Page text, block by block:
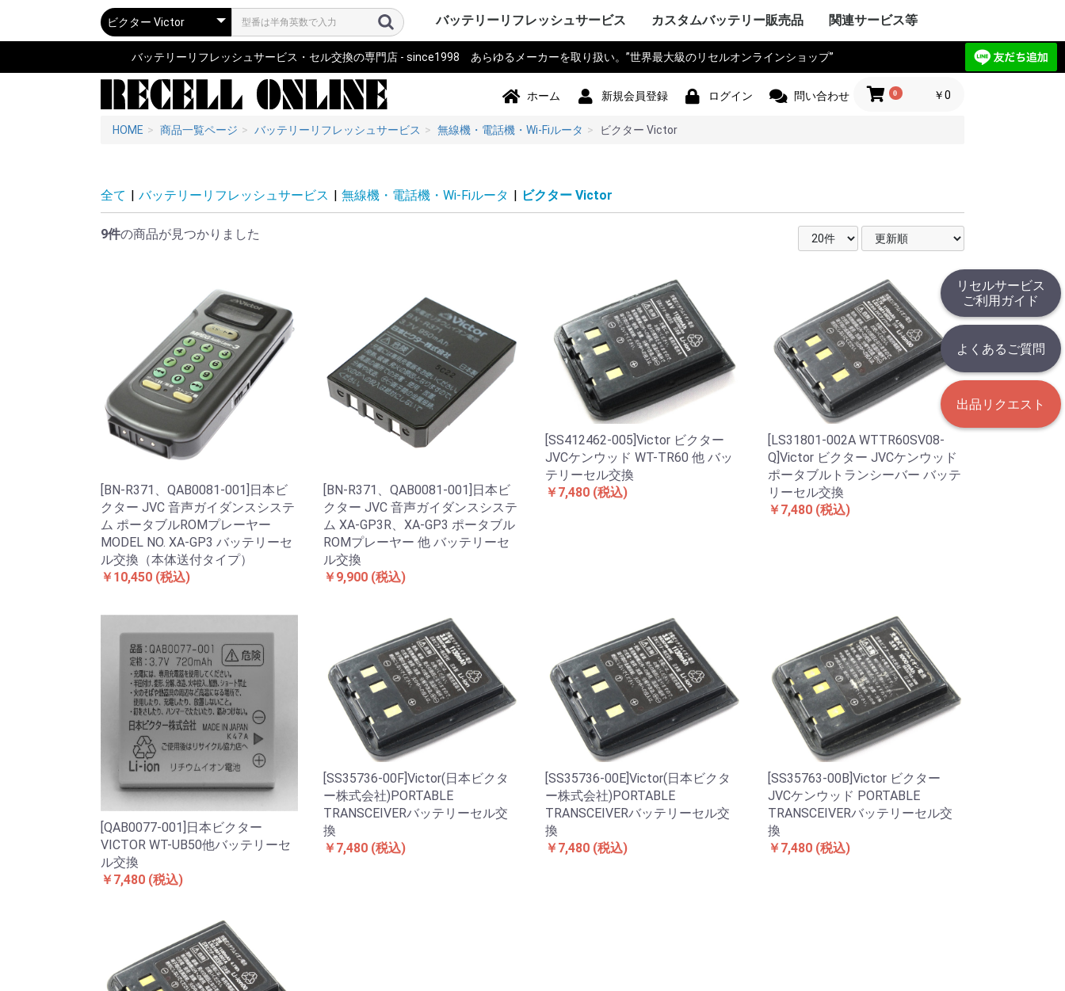
リセルサービス
ご利用ガイド
よくあるご質問
出品リクエスト
バッテリーリフレッシュサービス
パソコン PC・サーバー・周辺機
器
ソニー SONY VAIO
パナソニック
Panasonic
東芝 TOSHIBA
アップル Apple Mac
ThinkPad
カシオ CASIO
ビクター Victor
NEC 日本電気
コンパック Compaq
シャープ SHARP
デル DELL
三菱 MITSUBISHI
hp ヒューレット・パ
ッカード
Gateway ゲートウェ
イ
日立 HITACHI
富士通 Fujitsu
サンヨー SANYO
ACER エイサー
アキア AKIA
AOPEN エーオープン
ASUS アサス
CLEVO セルボ
エプソン EPSON
飯山 iiyama
SAMSUNG サムソン
レノボ Lenovo
工人舎 KOHJINSHA
マウスコンピュータ
オンキヨー ソーテッ
ク
FRONTIER フロンティ
ア
マイクロソフト
Microsoft
その他 OTHER
測量機器 トプコン TOPCON
ソキア SOKKIA
ニコン Nikon JEC
ペンタックス PENTAX
横河 YOKOGAWA
ライカ Leica
オリンパス OLYMPUS
トリンブル Trimble
Giodimeter
フジクラ Fujikura
タマヤ計測 TAMAYA
その他 OTHER
計測器・測定器・分析計
MICRONIX マイクロニ
クス
Leica ライカ
日立 HITACHI
マルチ計測器
FLUKE フルーク
テクトロニクス
Tektronix
A&D
hp ヒューレット・パ
ッカード
Z+F Zoller+Frohlich
横河電機 YOKOGAWA
JRC 日本無線
岩通
BOSCH ボッシュ
日置電機
キーエンス KEYENCE
テルモ
アンリツ Anritsu
オリンパス OLYMPUS
TESTO
三洋電機 SANYO
東芝 TOSHIBA
オムロン omron
コニカミノルタ
日通工 NEC
Nikon ニコン
Fujikura フジクラ
VeEX
KEYSIGHT
フィリップス Philips
その他 OTHER
電動工具 マキタ makita
HiKOKI 日立工機
パナソニック電工
Panasonic
KYOCERA 京セラ
RYOBI リョービ
BOSCH ボッシュ
HILTI ヒルティー
泉精器 IZUMI マクセ
ル
東芝 TOSHIBA
MAX マックス
DEWALT デウォルト
DREMEL ドレメル
CACTUS カクタス
LOBTEX ロブテックス
EXEN エクセン
KTC
イクラ精機 IKURA
ダイア DAIA
BLACK&DECKER ブラ
ック&デッカー
Snapon スナップオン
インガソールランド
Ingersoll Rand
スバル SUBARU
EARTH MAN アースマ
ン
パオック PAOCK
Porter Cable
シンコー SHINKO
Milwaukee
STIHL スチール
Stryker ストライカー
ORBOT オーボット
REX レッキス
HALL
その他 OTHER
作業機器・検査機器・整備 古河電気工業
住友電工
三菱電機
HEINE ハイネ
MORITA モリタ製作所
マイクロテック
ENAX エナックス
FUJIFILM 富士フイル
ム
富士電機
沖電気工業
NEC
フジクラ Fujikura
パナソニック電工 松
下電工
山武 アズビル azbil
その他
電動アシスト自転車・eBIKE・車
椅子
ヤマハ YAMAHA
ブリジストン
Bridgestone
パナソニック
Panasonic
サンスター技研
SUNSTAR
ホンダ HONDA 本田
サンヨー SANYO
ミヤタ MIYATA
丸石サイクル
maruishi
AERO LIFE
スズキ SUZUKI
ホダカ Hodaka
シマノ SHIMANO
ヤンマー YANMAR
大河通商
カイホウジャパン
トランスモバイリー
TRANS MOBILLY
Airwheel
NISSIN
カワサキ Kawasaki
ジャイアント GIANT
その他 OTHER
カメラ・ストロボ・ライト系・
投光器・顕微鏡
ソニー SONY
IDX アイ・ディー・エ
クス
パナソニック
Panasonic
COMET コメット
シャープ SHARP
ビクター Victor JVC
antonbauer アントン
バウアー
Kodak コダック
Nikon ニコン
キャノン CANON
ポラロイド Polaroid
Leica ライカ
PENTAX ペンタックス
FUJIFILM 富士フイル
ム
オリンパス OLYMPUS
コニカミノルタ
KONICA MINOLTA
SEA&SEA シーアンド
シー
フィッシュアイ
FISHEYE
NEITZ ナイツ
カール・ツァイス
KOWA 興和
KYOCERA 京セラ
SurgiTel サージテル
シグマ SIGMA
POLARION ポラリオ
ン
WelchAllyn
Keldan
東芝 TOSHIBA
Godox
RICOH リコー
その他 OTHER
アイボ AIBO SONY
ロボット・コントローラ
コミュニケーションロ
ボット
NAO ナオ
その他
オーディオ・ビジュアル・モニ
ター
アップル Apple
ソニー SONY
パイオニア
JBL
パナソニック
Panasonic
シャープ SHARP
カシオ CASIO
エプソン EPSON
京セラ KYOCERA
東芝 TOSHIBA
NEC
CREATIVE
KENWOOD ケンウッ
ド
ONKYO オンキョー
Technics テクニクス
BOSE
BenQ ベンキュー
TOA
ツインバード
TWINBIRD
LOGICOOL ロジクー
ル
TEAC TASCAM
audio-technica
Victor ビクター
DENON デノン
ROLAND ローランド
その他 OTHER
スマホ・タブレット・PDA・そ
の他端末
ドコモ DOCOMO
au
NEC
日立 HITACHI
hp ヒューレット・パ
ッカード
シャープ SHARP
富士通 Fujitsu
パナソニック
Panasonic
カシオ CASIO
東芝 TOSHIBA
SONY ソニー
Apple アップル
HUAWEI ファーウェイ
その他 OTHER
プリンター・スキャナー シチズン CITIZEN
ペンタックス PENTAX
エプソン EPSON
キャノン CANON
ブラザー工業 brother
hp ヒューレット・パ
ッカード
オリンパス OLYMPUS
パナソニック
Panasonic
東芝テック
SII セイコーインスツ
ル
リーダー電子
三栄電機
マックス MAX
カシオ CASIO
スター精密
日本プリメックス
その他 OTHER
電源モジュール・ポータブルバ
ッテリー
パコ電子工業
NEP
INSPIRED ENERGY
Panasonic パナソニ
ック
アイ・オーデータ
エナックス ENAX
バッファロー・コクヨ
サンワサプライ
JTT
ニプロン Nipron
RRCパワーソリューシ
ョンズ
BMO JAPAN
その他 OTHER
無線機・電話機・Wi-Fiルータ アイコム Icom
三菱電機 MITSUBISHI
パナソニック
Panasonic
ケンウッド
KENWOOD
東芝 TOSHIBA
八重洲無線 YAESU
富士通 Fujitsu
MOTOROLA モトロー
ラ
VERTEX STANDARD
スタンダード
日立 HITACHI
NEC 日本電気
パイオニア
ビクター Victor
JRC 日本無線機
沖電気工業 OKI
アルインコ ALINCO
新潟通信機
JRC日本無線機
松下通信工業
岩崎通信機 IWATSU
シャープ SHARP
信和ユニテック
アンリツ Anritsu
サンヨー SANYO
トヨコム
信和通信
TONO
KDDI
NTT 日本電信電話
NTTドコモ
京セラ KYOCERA
その他 OTHER
ドローン・ラジコン・テレコ
ン・リモコン
DJI
Futaba 双葉電子工業
TOKIMECINC 極東開
発
田宮模型
SANWA サンワ
エニー
東芝テリー (旧 東京電
子工業)
JR PROPO
大和機工
Panasonic パナソニ
ック 松下電工
日本クレーン
金陵電機 Kinryo
アンリツ Anritsu
長野工業
三菱
日立
QYSEA
その他 OTHER
パーソナルモビリティ・電動カ
ート
ESWING
SEGWAY セグウェイ
その他
ハンディーターミナル・コード
リーダー
キャノン CANON
デンソーDENSO
八重洲無線 YAESU
エプソン EPSON
NECインフロンティア
FURUNO
カシオ CASIO
シャープ SHARP
東芝テック
セイコー
DENSEI
symbol
パナソニック
Panasonic
Nitsuko 日通工
富士通 Fujitsu
キーエンス KEYENCE
Welcat
モトローラ
MOTOROLA
ウェルコムデザイン
その他 OTHER
ナビ・自動車バイク アクセサリ
ー
SONY ソニー
Panasonic パナソニ
ック
ユピテル
BOSCH ボッシュ
COMTEC コムテック
Trywin トライウイン
GARMIN ガーミン
KAIHOU
SEIWA セイワ
CELLSTAR セルスタ
ー
Pioneer パイオニア
その他 OTHER
掃除機・洗浄機・空調関連 シャープ SHARP
ダイソン Dyson
ブラックアンドデッカ
ー BLACK&DECKER
TWINBIRD ツインバー
ド
iRobot
パナソニック ナショ
ナル
ジョンソン
サンヨー SANYO
日立 HITACHI
東芝 TOSHIBA
Electrolux
株環境技研
BLACK & DECKER
ボッシュ BOSCH
GAIS ガイズ
ツカモトエイム 環境
技研
CCP
マキタ makita
raycop レイコップ
ケルヒャー KARCHER
アイリスオーヤマ
Anker アンカー
その他 OTHER
コードレスフォン
パナソニック
Panasonic
MOTOROLA モトロー
ラ
日立 HITACHI
ナカヨ通信機
アイホン
タカコム
muTECH
NEC 日本電気
東芝 TOSHIBA
ソニー SONY
その他 OTHER
通信カラオケ・デンモク
誘導非常灯・住設警報機器
パナソニック電工
Panasonic
東芝ライテック
古河電池
日立 HITACHI
三菱電機 MITSUBISHI
大光電機 DAIKO
オーデリック
岩崎電気
NEC 日本電気
三洋GSソフトエナジ
ー
新神戸電機
TOA
日本ビクター
GSユアサ
三洋電機 SANYO
日本電池
ジーエスメルコテック
ジーエスサフト
その他 OTHER
住宅設備・施設設備
パナソニック
Panasonic
三洋・SANYO・サン
ヨー
三洋GSソフトエナジ
ー
GSサフト ジーエスサ
フト
GSメルコテック
セイコー SEIKO
LEXEL
LIXIL INAX
Nabtesco ナブテスコ
TOEX
TOSO
TWINBIRD ツインバー
ド
その他 OTHER
バックアップ電源・UPS(無停電
電源装置)
APC
オムロン
NTT
その他
事務機器・辞書・計算機・タイ
ムレコーダー
アマノ
CASIO カシオ
SII セイコーインスツ
ル
Canon キャノン
SHARP シャープ
KING JIM キングジム
Panasonic パナソニ
ック
その他 OTHER
健康・美容家電 TRIA トリア アイエピ
BRAUN ブラウン
PHILIPS フィリップス
WAHL ウォール
Capillus カピラス
andis
OSTAR
Panasonic パナソニ
ック 松下
SANYO 三洋電機
マクセル
FLAX
OMRON オムロン
TWINBIRD ツインバー
ド
日立
ヒロセ電機
ナリス
その他
ポンプ
農業・園芸・除雪機
おもちゃ・楽器・釣具・レジャ
ー
Panasonic SANYO FDK
その他
カスタムバッテリー販売品 関連サービス等
（サンプル送付申込）
見積（送付申込）
販売品
回収
バッテリーリフレッシュサービス・セル交換の専門店 - since1998 あらゆるメーカーを取り扱い。”世界最大級のリセルオンラインショップ”
ホーム 新規会員登録 ログイン 問い合わせ 0 ￥0
HOME 商品一覧ページ バッテリーリフレッシュサービス 無線機・電話機・Wi-Fiルータ ビクター Victor
全て | バッテリーリフレッシュサービス | 無線機・電話機・Wi-Fiルータ | ビクター Victor
9件の商品が見つかりました
[BN-R371、QAB0081-001]日本ビ
クター JVC 音声ガイダンスシステ
ム ポータブルROMプレーヤー
MODEL NO. XA-GP3 バッテリーセ
ル交換（本体送付タイプ）
￥10,450 (税込)
[BN-R371、QAB0081-001]日本ビ
クター JVC 音声ガイダンスシステ
ム XA-GP3R、XA-GP3 ポータブル
ROMプレーヤー 他 バッテリーセ
ル交換
￥9,900 (税込)
[SS412462-005]Victor ビクター
JVCケンウッド WT-TR60 他 バッ
テリーセル交換
￥7,480 (税込)
[LS31801-002A WTTR60SV08-
Q]Victor ビクター JVCケンウッド
ポータブルトランシーバー バッテ
リーセル交換
￥7,480 (税込)
[QAB0077-001]日本ビクター
VICTOR WT-UB50他バッテリーセ
ル交換
￥7,480 (税込)
[SS35736-00F]Victor(日本ビクタ
ー株式会社)PORTABLE
TRANSCEIVERバッテリーセル交
換
￥7,480 (税込)
[SS35736-00E]Victor(日本ビクタ
ー株式会社)PORTABLE
TRANSCEIVERバッテリーセル交
換
￥7,480 (税込)
[SS35763-00B]Victor ビクター
JVCケンウッド PORTABLE
TRANSCEIVERバッテリーセル交
換
￥7,480 (税込)